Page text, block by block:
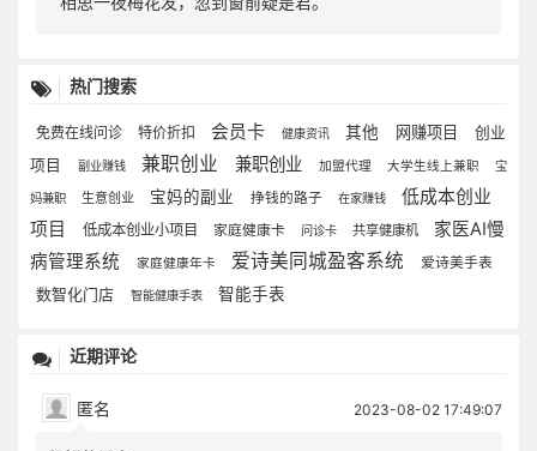
热门搜索
免费在线问诊 特价折扣 会员卡 健康资讯 其他 网赚项目
创业
项目
副业赚钱 兼职创业 兼职创业 加盟代理 大学生线上兼职 宝
妈兼职 生意创业 宝妈的副业 挣钱的路子 在家赚钱
低成本创业
项目
低成本创业小项目 家庭健康卡 问诊卡 共享健康机
家医AI慢
病管理系统
家庭健康年卡 爱诗美同城盈客系统 爱诗美手表
数智化门店 智能健康手表 智能手表
近期评论
匿名 2023-08-02 17:49:07